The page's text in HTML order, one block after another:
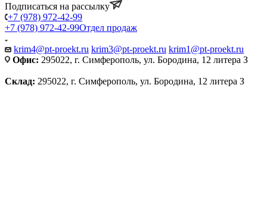
Подписаться на рассылку
+7 (978) 972-42-99
+7 (978) 972-42-99Отдел продаж
krim4@pt-proekt.ru krim3@pt-proekt.ru krim1@pt-proekt.ru
Офис: 295022, г. Симферополь, ул. Бородина, 12 литера З
Склад: 295022, г. Симферополь, ул. Бородина, 12 литера З